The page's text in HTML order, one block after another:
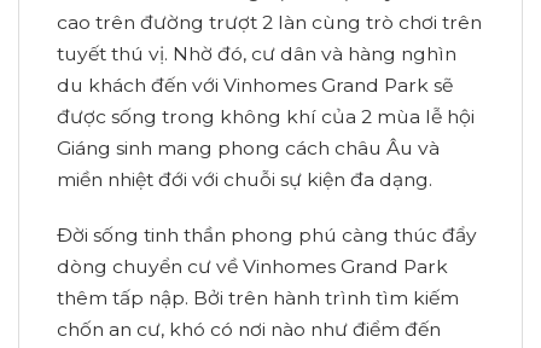
cao trên đường trượt 2 làn cùng trò chơi trên
tuyết thú vị. Nhờ đó, cư dân và hàng nghìn
du khách đến với Vinhomes Grand Park sẽ
được sống trong không khí của 2 mùa lễ hội
Giáng sinh mang phong cách châu Âu và
miền nhiệt đới với chuỗi sự kiện đa dạng.
Đời sống tinh thần phong phú càng thúc đẩy
dòng chuyển cư về Vinhomes Grand Park
thêm tấp nập. Bởi trên hành trình tìm kiếm
chốn an cư, khó có nơi nào như điểm đến